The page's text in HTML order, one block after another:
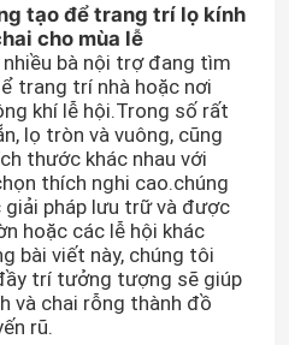
tạo để trang trí lọ kính
cho mùa lễ
nhiều bà nội trợ đang tìm
trang trí nhà hoặc nơi
khí lễ hội.Trong số rất
lọ tròn và vuông, cũng
thước khác nhau với
thích nghi cao.chúng
pháp lưu trữ và được
hoặc các lễ hội khác
bài viết này, chúng tôi
trí tưởng tượng sẽ giúp
và chai rỗng thành đồ
rũ.